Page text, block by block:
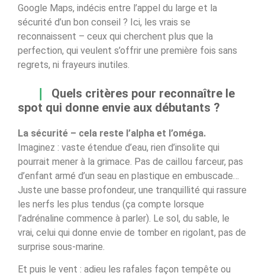
Google Maps, indécis entre l’appel du large et la
sécurité d’un bon conseil ? Ici, les vrais se
reconnaissent – ceux qui cherchent plus que la
perfection, qui veulent s’offrir une première fois sans
regrets, ni frayeurs inutiles.
Quels critères pour reconnaître le
spot qui donne envie aux débutants ?
La sécurité – cela reste l’alpha et l’oméga.
Imaginez : vaste étendue d’eau, rien d’insolite qui
pourrait mener à la grimace. Pas de caillou farceur, pas
d’enfant armé d’un seau en plastique en embuscade…
Juste une basse profondeur, une tranquillité qui rassure
les nerfs les plus tendus (ça compte lorsque
l’adrénaline commence à parler). Le sol, du sable, le
vrai, celui qui donne envie de tomber en rigolant, pas de
surprise sous-marine.
Et puis le vent : adieu les rafales façon tempête ou